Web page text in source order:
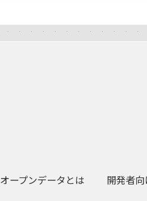
オープンデータとは 開発者